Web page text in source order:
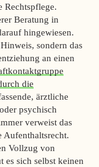
Rechtspflege.
Beratung in
hingewiesen.
sondern das
an einen
die
ärztliche
psychisch
verweist das
Aufenthaltsrecht.
Vollzug von
sich selbst keinen